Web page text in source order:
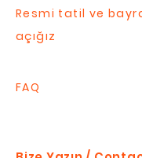
Resmi tatil ve
açığız
FAQ